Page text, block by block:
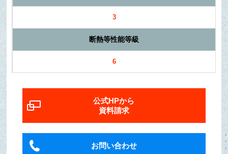
3
断熱等性能等級
6
公式HPから
資料請求
お問い合わせ